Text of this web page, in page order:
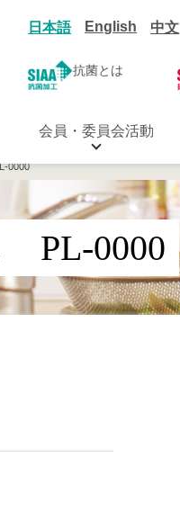
日本語 English 中文
抗菌とは
会員・委員会活動
0000
PL-0000